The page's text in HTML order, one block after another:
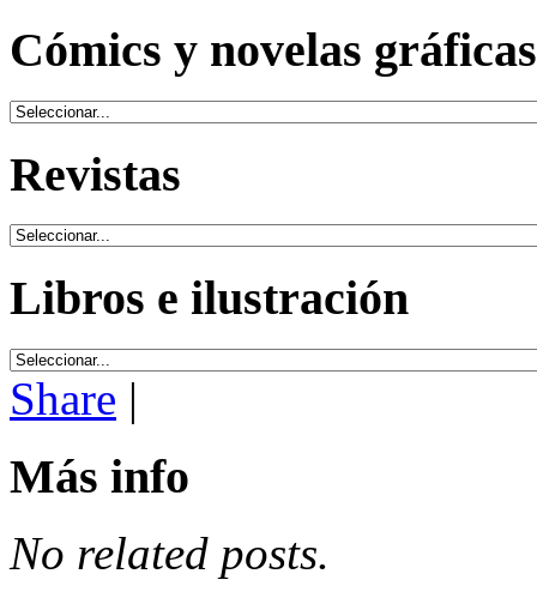
Cómics y novelas gráficas
Revistas
Libros e ilustración
Share |
Más info
No related posts.